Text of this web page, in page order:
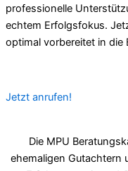
professionelle
echtem Erfolgsfokus.
optimal vorbereitet in die
Jetzt anrufen!
Die MPU
ehemaligen Gutachtern